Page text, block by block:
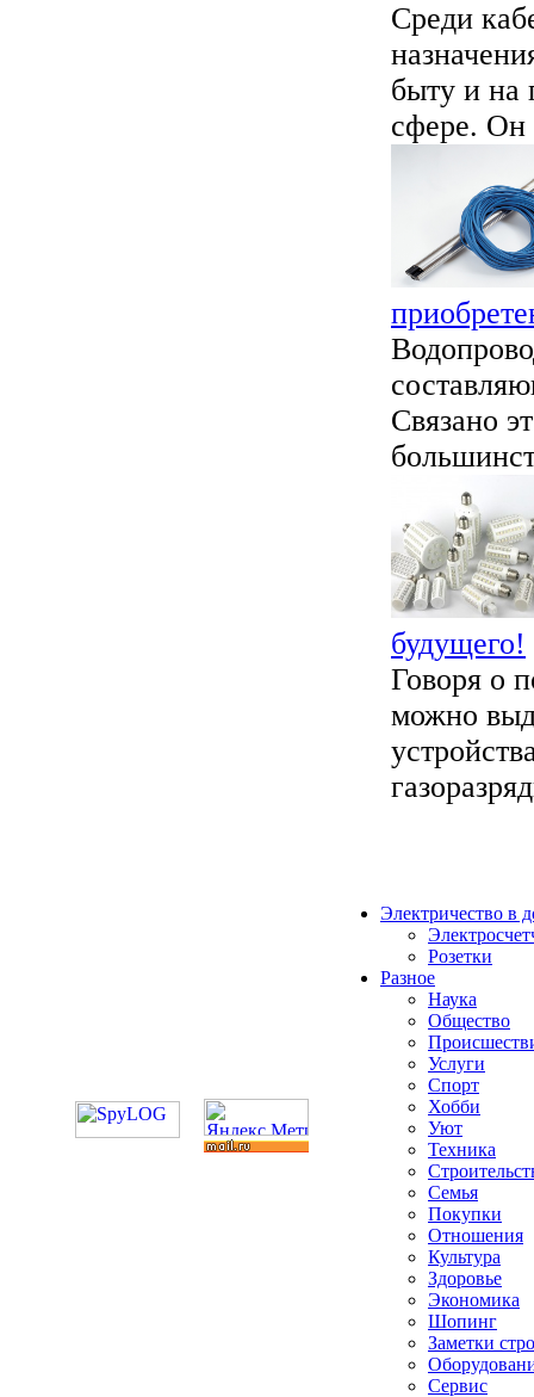
Среди
быту и на
сфере. Он
Связано
будущего!
Говоря о
можно
Электричество в
Розетки
Разное
Наука
Общество
Услуги
Спорт
Хобби
Уют
Техника
Семья
Покупки
Отношения
Культура
Здоровье
Экономика
Шопинг
Заметки
Сервис